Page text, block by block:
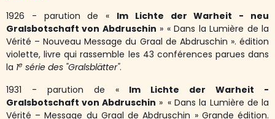
1926 - parution de « Im Lichte der Warheit - neu
Gralsbotschaft von Abdruschin » «Dans la Lumière de la
Vérité – Nouveau Message du Graal de Abdruschin ». édition
violette, livre qui rassemble les 43 conférences parues dans
la 1e série des "Gralsblätter".
1931 - parution de « Im Lichte der Warheit -
Gralsbotschaft von Abdruschin » «Dans la Lumière de la
Vérité – Message du Graal de Abdruschin » Grande édition.